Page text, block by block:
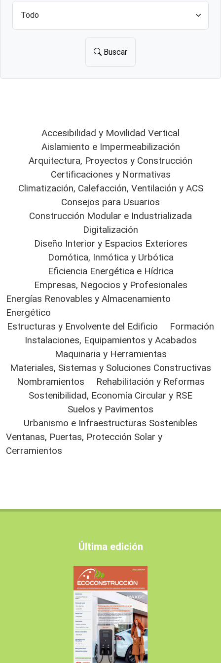
Buscar
Accesibilidad y Movilidad Vertical
Aislamiento e Impermeabilización
Arquitectura, Proyectos y Construcción
Certificaciones y Normativas
Climatización, Calefacción, Ventilación y ACS
Consejos para Usuarios
Construcción Modular e Industrializada
Digitalización
Diseño Interior y Espacios Exteriores
Domótica, Inmótica y Urbótica
Eficiencia Energética e Hídrica
Empresas, Negocios y Profesionales
Energías Renovables y Almacenamiento
Energético
Estructuras y Envolvente del Edificio
Formación
Instalaciones, Equipamientos y Acabados
Maquinaria y Herramientas
Materiales, Sistemas y Soluciones Constructivas
Nombramientos
Rehabilitación y Reformas
Sostenibilidad, Economía Circular y RSE
Suelos y Pavimentos
Urbanismo e Infraestructuras Sostenibles
Ventanas, Puertas, Protección Solar y
Cerramientos
Última edición